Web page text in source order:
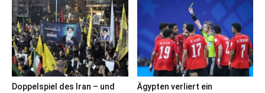
Doppelspiel des Iran – und
Ägypten verliert ein